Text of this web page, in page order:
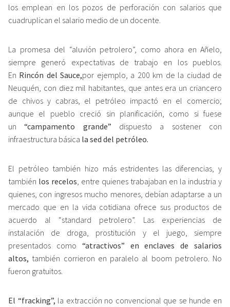
los emplean en los pozos de perforación con salarios que
cuadruplican el salario medio de un docente.
La promesa del “aluvión petrolero”, como ahora en Añelo,
siempre generó expectativas de trabajo en los pueblos.
En Rincón del Sauce,por ejemplo, a 200 km de la ciudad de
Neuquén, con diez mil habitantes, que antes era un criancero
de chivos y cabras, el petróleo impactó en el comercio;
aunque el pueblo creció sin planificación, como si fuese
un“campamento grande” dispuesto a sostener con
infraestructura básica la sed del petróleo.
El petróleo también hizo más estridentes las diferencias, y
también los recelos , entre quienes trabajaban en la industria y
quienes, con ingresos mucho menores, debían adaptarse a un
mercado que en la vida cotidiana ofrece sus productos de
acuerdo al “standard petrolero”. Las experiencias de
instalación de droga, prostitución y el juego, siempre
presentados como “atractivos” en enclaves de salarios
altos, también corrieron en paralelo al boom petrolero. No
fueron gratuitos.
El “fracking”, la extracción no convencional que se hunde en